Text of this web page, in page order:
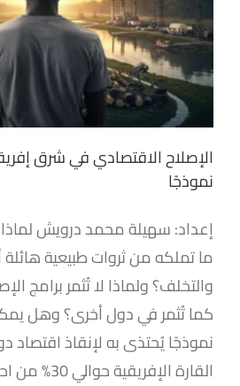
الإصلاح الاقتصادي في شرق
نموذجًا
إعداد: سهيلة محمد درويش
ما تملكه من ثروات طبيعية هائلة
والتخلف؟ ولماذا لا تُثمر برامج
كما تُثمر في دول أخرى؟ وهل
نموذجًا يُحتذى به لإنقاذ اقتصاد
القارة الإفريقية حوالي 30% من احتياطي المعادن [...]